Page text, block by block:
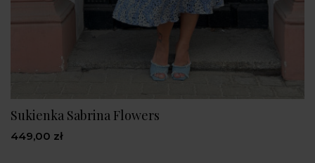
Sukienka Sabrina Flowers
449,00 zł